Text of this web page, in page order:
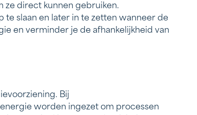
ze direct kunnen gebruiken.
slaan en later in te zetten wanneer de
en verminder je de afhankelijkheid van
Bij
worden ingezet om processen